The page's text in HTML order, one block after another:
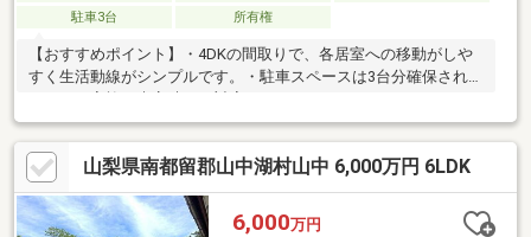
駐車3台
所有権
【おすすめポイント】・4DKの間取りで、各居室への移動がしや
すく生活動線がシンプルです。・駐車スペースは3台分確保されて
おり、ご家族や来客時にも対応できます。・カウンターキッチン
はリビングを見渡せる配置で、会話をしながら調理ができま
す。・大きな掃き出し窓から光を取り込み、室内と庭を行き来す
る暮らしが描けます。・各居室はフローリングで2面採光、自然光
を取り入れながら過ごせます。・諏訪の森自然公園まで車で約5
分、富士山を望む散策やハイキングを日常に取り入れられます。
山梨県南都留郡山中湖村山中 6,000万円 6LDK
6,000万円